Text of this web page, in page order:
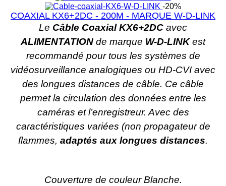
-20%
COAXIAL KX6+2DC - 200M - MARQUE W-D-LINK
Le Câble Coaxial KX6+2DC avec
ALIMENTATION de marque W-D-LINKest
recommandé pour tous les systèmes de
vidéosurveillance analogiques ou HD-CVI avec
des longues distances de câble. Ce câble
permet la circulation des données entre les
caméras et l’enregistreur. Avec des
caractéristiques variées (non propagateur de
flammes, adaptés aux longues distances.
Couverture de couleur Blanche.